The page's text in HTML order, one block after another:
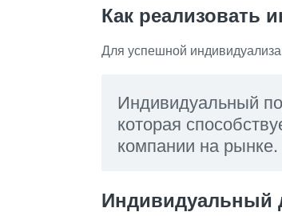
Как реализовать
Для успешной
Индивидуальный
которая
компании на рынке.
Индивидуальный